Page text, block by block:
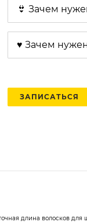
👙 Зачем
♥️ Зачем
ЗАПИСАТЬСЯ
длина волосков для